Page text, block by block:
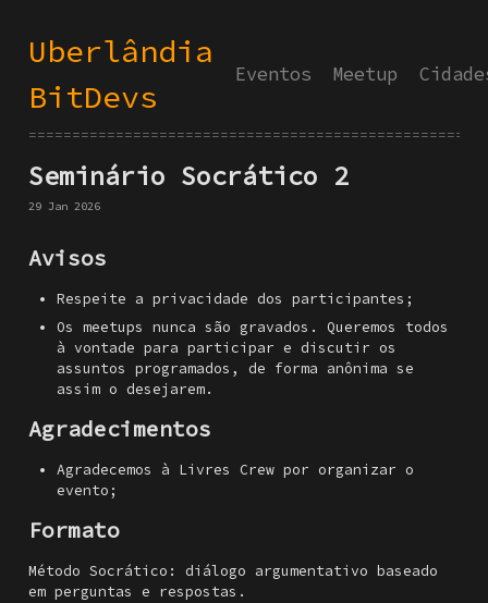
Uberlândia
BitDevs
Eventos Meetup
Seminário Socrático 2
29 Jan 2026
Avisos
Respeite a privacidade dos participantes;
Os meetups nunca são gravados. Queremos todos
à vontade para participar e discutir os
assuntos programados, de forma anônima se
assim o desejarem.
Agradecimentos
Agradecemos à Livres Crew por organizar o
evento;
Formato
Método Socrático: diálogo argumentativo baseado
em perguntas e respostas.